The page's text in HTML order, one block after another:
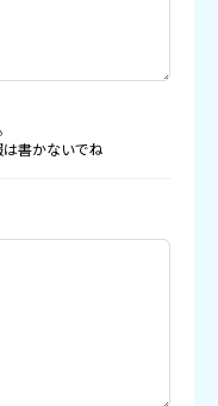
は書かないでね